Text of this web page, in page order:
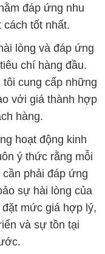
đáp ứng nhu
cách tốt nhất.
lòng và đáp ứng
chí hàng đầu.
cung cấp những
với giá thành hợp
hàng.
hoạt động kinh
ý thức rằng mỗi
phải đáp ứng
sự hài lòng của
mức giá hợp lý,
và sự tồn tại